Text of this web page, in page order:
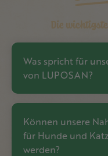
Die
Was spricht für
von LUPOSAN?
Können unsere
für Hunde und
werden?